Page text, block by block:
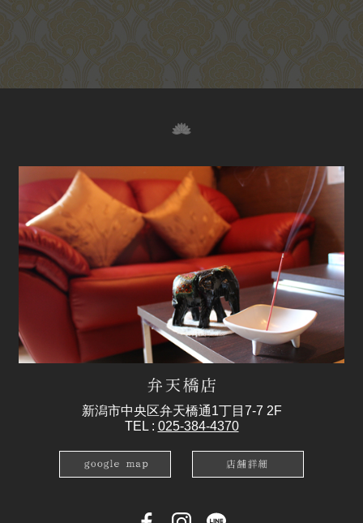
新潟市中央区弁天橋通1丁目7-7 2F
TEL : 025-384-4370